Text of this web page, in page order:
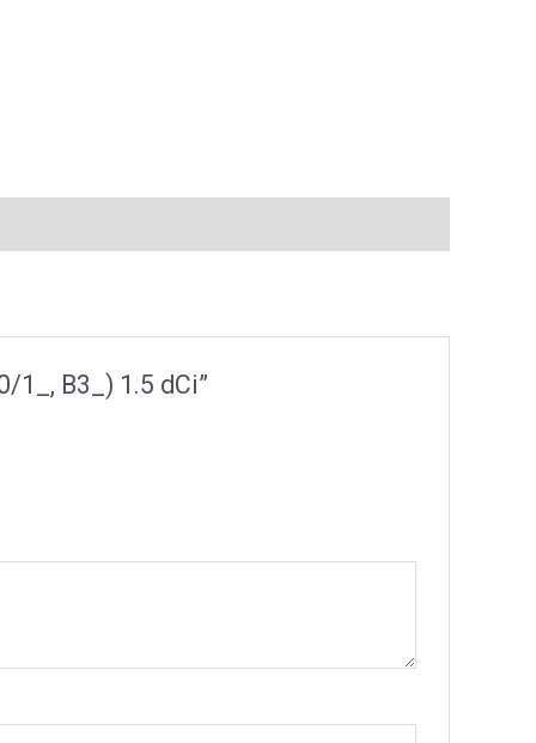
1_, B3_) 1.5 dCi”